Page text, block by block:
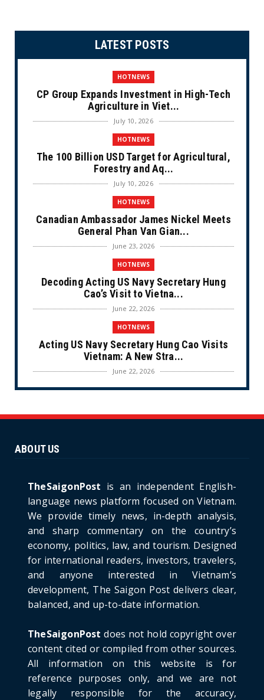
LATEST POSTS
HOTNEWS
CP Group Expands Investment in High-Tech
Agriculture in Viet...
July 10, 2026
HOTNEWS
The 100 Billion USD Target for Agricultural,
Forestry and Aq...
July 10, 2026
HOTNEWS
Canadian Ambassador James Nickel Meets
General Phan Van Gian...
June 23, 2026
HOTNEWS
Decoding Acting US Navy Secretary Hung
Cao’s Visit to Vietna...
June 22, 2026
HOTNEWS
Acting US Navy Secretary Hung Cao Visits
Vietnam: A New Stra...
June 22, 2026
CULTURE
Ninh Bride Re-enacts...
Project: An Analysi...
June 21, 2026
HOTNEWS
Detailed Analysis of the Cooling-off Period
Law in Timeshare...
June 21, 2026
HOTNEWS
Prime Minister Lê Minh Hưng’s Visit to
Russia: A New Step Fo...
HOTNEWS
Politburo: Strictly Handle Acts of Using
Pirated Software, C...
June 21, 2026
ABOUT US
TheSaigonPost is an independent English-
language news platform focused on Vietnam.
We provide timely news, in-depth analysis,
and sharp commentary on the country’s
economy, politics, law, and tourism. Designed
for international readers, investors, travelers,
and anyone interested in Vietnam’s
development, The Saigon Post delivers clear,
balanced, and up-to-date information.
TheSaigonPost does not hold copyright over
content cited or compiled from other sources.
All information on this website is for
reference purposes only, and we are not
legally responsible for the accuracy,